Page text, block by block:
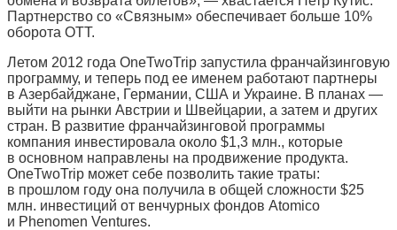
Партнерство со «Связным» обеспечивает больше 10%
оборота OTT.
Летом 2012 года OneTwoTrip запустила франчайзинговую
программу, и теперь под ее именем работают партнеры
в Азербайджане, Германии, США и Украине. В планах —
выйти на рынки Австрии и Швейцарии, а затем и других
стран. В развитие франчайзинговой программы
компания инвестировала около $1,3 млн., которые
в основном направлены на продвижение продукта.
OneTwoTrip может себе позволить такие траты:
в прошлом году она получила в общей сложности $25
млн. инвестиций от венчурных фондов Atomico
и Phenomen Ventures.